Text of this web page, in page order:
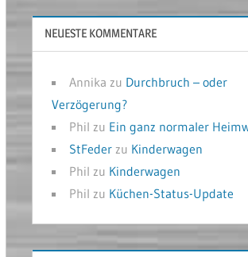
NEUESTE KOMMENTARE
Annika zu Durchbruch – oder
Verzögerung?
Phil zu Ein ganz normaler
StFeder zu Kinderwagen
Phil zu Kinderwagen
Phil zu Küchen-Status-Update